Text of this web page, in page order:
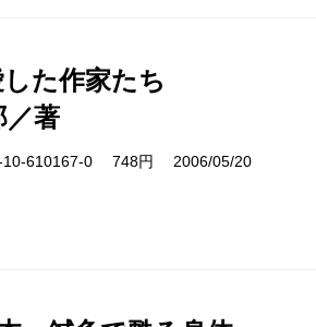
た作家たち
／著
610167-0 748円 2006/05/20